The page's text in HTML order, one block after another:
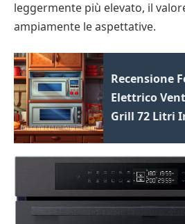
leggermente più elevato, il
ampiamente le aspettative.
Recensione
Elettrico
Grill 72 Litri